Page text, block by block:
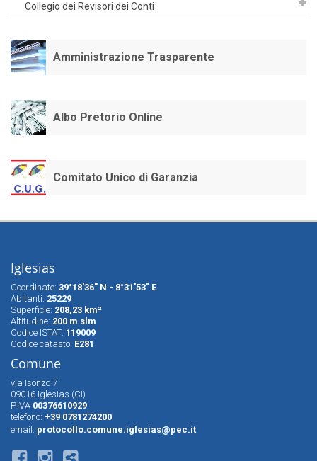
Collegio dei Revisori dei Conti
Amministrazione Trasparente
Albo Pretorio Online
Comitato Unico di Garanzia
Iglesias
Coordinate: 39°18'36" N - 8°31'53" E
Abitanti: 25229
Superfìcie: 208,23 km²
Altitudine: 200 m slm
Codice ISTAT: 119009
Codice catasto: E281
Comune
via Isonzo 7
09016 Iglesias (CI)
P.IVA 00376610929
telefono: +39 0781274200
email: protocollo.comune.iglesias@pec.it